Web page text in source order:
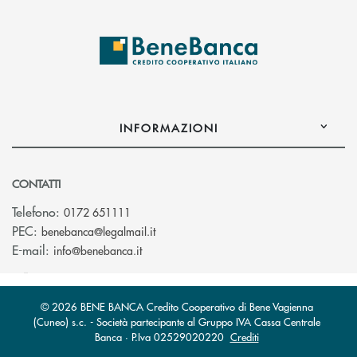
INFORMAZIONI
CONTATTI
Telefono: 0172 651111
PEC: benebanca@legalmail.it(si apre l’app di posta elettronica)
E-mail: info@benebanca.it(si apre l’app di posta elettronica)
© 2026 BENE BANCA Credito Cooperativo di Bene Vagienna
(Cuneo) s.c. - Società partecipante al Gruppo IVA Cassa Centrale
Banca · P.Iva 02529020220 Crediti